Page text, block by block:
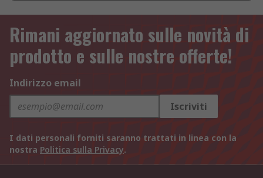
Rimani aggiornato sulle novità di
prodotto e sulle nostre offerte!
Indirizzo email
Iscriviti
I dati personali forniti saranno trattati in linea con la
nostra Politica sulla Privacy.